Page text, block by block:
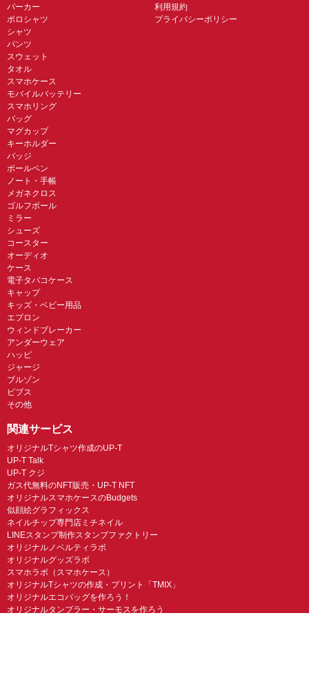
パーカー
ポロシャツ
シャツ
パンツ
スウェット
タオル
スマホケース
モバイルバッテリー
スマホリング
バッグ
マグカップ
キーホルダー
バッジ
ボールペン
ノート・手帳
メガネクロス
ゴルフボール
ミラー
シューズ
コースター
オーディオ
ケース
電子タバコケース
キャップ
キッズ・ベビー用品
エプロン
ウィンドブレーカー
アンダーウェア
ハッピ
ジャージ
ブルゾン
ビブス
その他
利用規約
プライバシーポリシー
関連サービス
オリジナルTシャツ作成のUP-T
UP-T Talk
UP-T クジ
ガス代無料のNFT販売・UP-T NFT
オリジナルスマホケースのBudgets
似顔絵グラフィックス
ネイルチップ専門店ミチネイル
LINEスタンプ制作スタンプファクトリー
オリジナルノベルティラボ
オリジナルグッズラボ
スマホラボ（スマホケース）
オリジナルTシャツの作成・プリント「TMIX」
オリジナルエコバッグを作ろう！
オリジナルタンブラー・サーモスを作ろう